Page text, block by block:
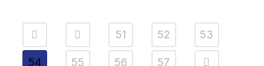
51 52 53
54 55 56 57